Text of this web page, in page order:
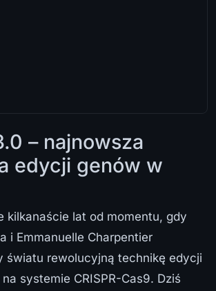
– najnowsza
edycji genów w
kilkanaście lat od momentu, gdy
i Emmanuelle Charpentier
światu rewolucyjną technikę edycji
systemie CRISPR-Cas9. Dziś